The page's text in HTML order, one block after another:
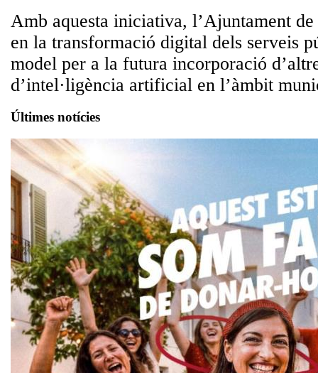
Amb aquesta iniciativa, l’Ajuntament
en la transformació digital dels serveis
model per a la futura incorporació
d’intel·ligència artificial en l’àmbit
Últimes notícies